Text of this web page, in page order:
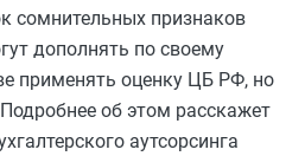
сомнительных признаков
дополнять по своему
применять оценку ЦБ РФ, но
об этом расскажет
аутсорсинга